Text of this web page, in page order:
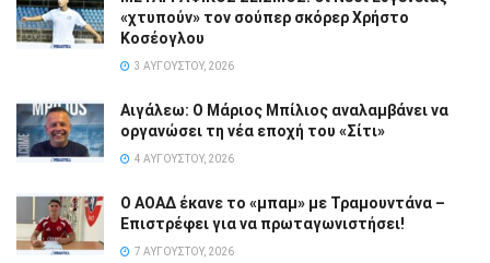
«χτυπούν» τον σούπερ σκόρερ Χρήστο
Κοσέογλου
3 ΑΥΓΟΎΣΤΟΥ, 2026
Αιγάλεω: Ο Μάριος Μπίλιος αναλαμβάνει να
οργανώσει τη νέα εποχή του «Σίτι»
4 ΑΥΓΟΎΣΤΟΥ, 2026
Ο ΑΟΑΔ έκανε το «μπαμ» με Τραμουντάνα –
Επιστρέφει για να πρωταγωνιστήσει!
7 ΑΥΓΟΎΣΤΟΥ, 2026